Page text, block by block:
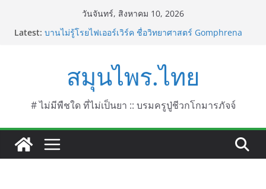
วันจันทร์, สิงหาคม 10, 2026
Latest: บานไม่รู้โรยไฟเออร์เวิร์ค ชื่อวิทยาศาสตร์ Gomphrena
celosioides Mart.
บานไม่รู้โรย
บานเย็น ชื่อวิทยาศาสตร์ Mirabilis jalapa L.
ประดู่แดง (วาสุเทพ) ชื่อวิทยาศาสตร์ Phyllocarpus
สมุนไพร.ไทย
# ไม่มีพืชใด ที่ไม่เป็นยา :: บรมครูปู่ชีวกโกมารภัจจ์